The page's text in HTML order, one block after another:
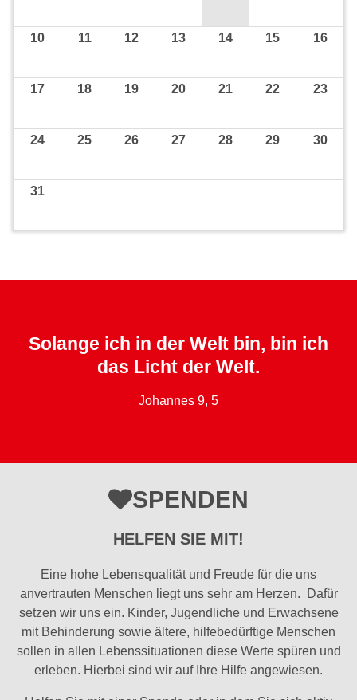
10 11 12 13 14 15 16
17 18 19 20 21 22 23
24 25 26 27 28 29 30
31
Solange ich in der Welt bin, bin ich
das Licht der Welt.
Johannes 9, 5
SPENDEN
HELFEN SIE MIT!
Eine hohe Lebensqualität und Freude für die uns
anvertrauten Menschen liegt uns sehr am Herzen. Dafür
setzen wir uns ein. Kinder, Jugendliche und Erwachsene
mit Behinderung sowie ältere, hilfebedürftige Menschen
sollen in allen Lebenssituationen diese Werte spüren und
erleben. Hierbei sind wir auf Ihre Hilfe angewiesen.